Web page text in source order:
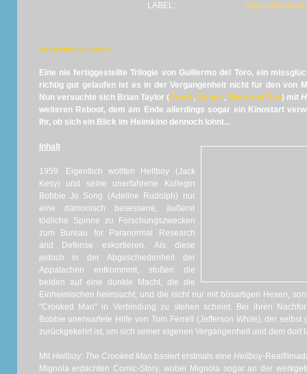
LABEL:
Vuelta Germany
29.10.2025 von MarS
Eine nie fertiggestellte Trilogie von Guillermo del Toro, ein
richtig gut gelaufen ist es in der Vergangenheit nicht für den von
Nun versuchte sich Brian Taylor (Crank, Gamer, Mom and Dad) mit
weiteren Reboot, dem am Ende allerdings sogar ein Kinostart
Ihr, ob sich ein Blick im Heimkino dennoch lohnt...
Inhalt
1959. Eigentlich wollten Hellboy (Jack
Kesy) und seine unerfahrene Kollegin
Bobbie Jo Song (Adeline Rudolph) nur
eine dämonisch besessene, äußerst
tödliche Spinne zu Forschungszwecken
zum Bureau for Paranormal Research
and Defense eskortieren. Als diese
jedoch in der Abgeschiedenheit der
Appalachen entkommmt, stoßen die
beiden auf eine dunkle Macht, die die
Einheimischen heimsucht, und die nicht nur mit bösartigen Hexen,
"Crooked Man" in Verbindung zu stehen scheint. Bei ihren
Bobbie unerwartete Hilfe von Tom Ferrell (Jefferson White), der
zurückgekehrt ist, um sich seiner eigenen Vergangenheit und dem dort
Mit Hellboy: The Crooked Man basiert erstmals eineHellboy-
Mignola erdachten Comic-Story, wobei Mignola sogar an der